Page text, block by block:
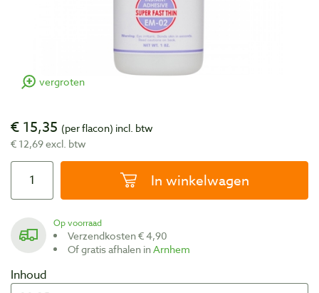
vergroten
€ 15,35 (per flacon) incl. btw
€ 12,69 excl. btw
In winkelwagen
Op voorraad
Verzendkosten € 4,90
Of gratis afhalen inArnhem
Inhoud